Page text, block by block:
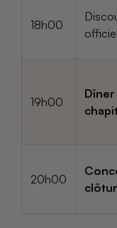
18h00
19h00
20h00